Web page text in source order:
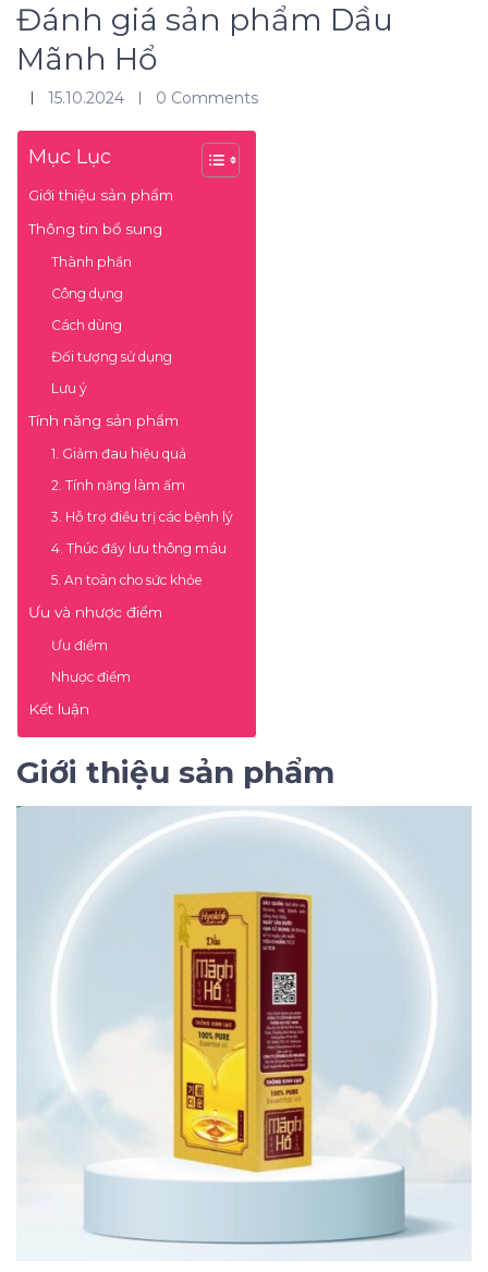
Đánh giá sản phẩm Dầu
Mãnh Hổ
15.10.2024 0 Comments
Mục Lục
Giới thiệu sản phẩm
Thông tin bổ sung
Thành phần
Công dụng
Cách dùng
Đối tượng sử dụng
Lưu ý
Tính năng sản phẩm
1. Giảm đau hiệu quả
2. Tính năng làm ấm
3. Hỗ trợ điều trị các bệnh lý
4. Thúc đẩy lưu thông máu
5. An toàn cho sức khỏe
Ưu và nhược điểm
Ưu điểm
Nhược điểm
Kết luận
Giới thiệu sản phẩm